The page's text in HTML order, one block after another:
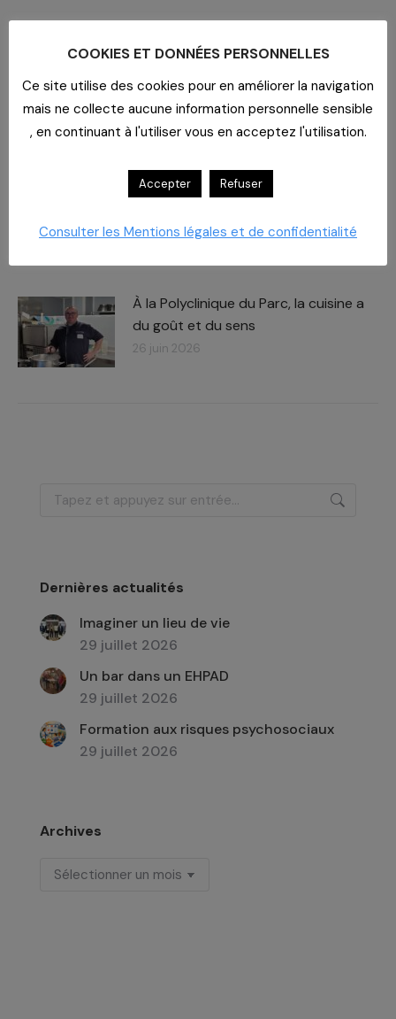
RELATED POSTS
Journée des Partenaires
rendez-vous approche !
Carboxymaltose ferrique : Des
chiffres – des impacts​
À la Polyclinique du Parc, la cuisine a
du goût et du sens
26 juin 2026
Recherche
Dernières actualités
Imaginer un lieu de vie
29 juillet 2026
Un bar dans un EHPAD
29 juillet 2026
Formation aux risques psychosociaux
29 juillet 2026
Archives
Archives
COOKIES ET DONNÉES PERSONNELLES
Ce site utilise des cookies pour en améliorer la navigation
mais ne collecte aucune information personnelle sensible
, en continuant à l'utiliser vous en acceptez l'utilisation.
Accepter Refuser
Consulter les Mentions légales et de confidentialité